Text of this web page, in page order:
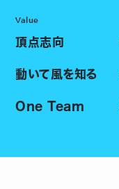
Value
頂点志向
動いて風を知る
One Team